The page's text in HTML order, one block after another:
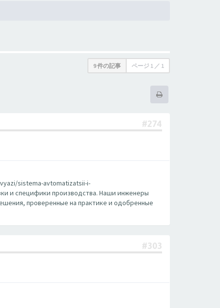
9 件の記事 ページ 1 ／ 1
#274
sistema-avtomatizatsii-i-
и специфики производства. Наши инженеры
проверенные на практике и одобренные
#303